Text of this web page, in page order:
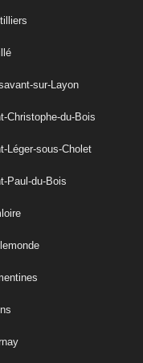
sur-Layon
Christophe-du-Bois
Léger-sous-Cholet
Paul-du-Bois